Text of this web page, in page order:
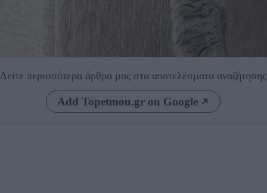
Δείτε περισσότερα άρθρα μας στα αποτελέσματα αναζήτησης
Add Topetmou.gr on Google